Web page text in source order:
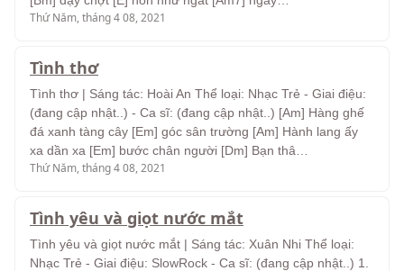
Thứ Năm, tháng 4 08, 2021
Tình thơ
Tình thơ | Sáng tác: Hoài An Thể loại: Nhạc Trẻ - Giai điệu:
(đang cập nhật..) - Ca sĩ: (đang cập nhật..) [Am] Hàng ghế
đá xanh tàng cây [Em] góc sân trường [Am] Hành lang ấy
xa dần xa [Em] bước chân người [Dm] Bạn thâ…
Thứ Năm, tháng 4 08, 2021
Tình yêu và giọt nước mắt
Tình yêu và giọt nước mắt | Sáng tác: Xuân Nhi Thể loại:
Nhạc Trẻ - Giai điệu: SlowRock - Ca sĩ: (đang cập nhật..) 1.